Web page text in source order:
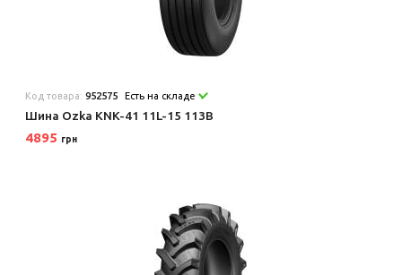
Код товара:952575 Есть на складе
Шина Ozka KNK-41 11L-15 113B
4895 грн